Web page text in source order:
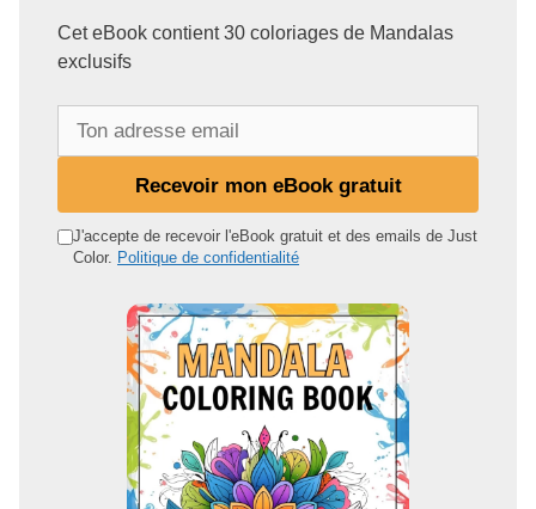
Cet eBook contient 30 coloriages de Mandalas
exclusifs
d
Recevoir mon eBook gratuit
J'accepte de recevoir l'eBook gratuit et des emails de Just
Color. Politique de confidentialité